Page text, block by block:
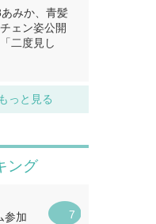
みか、青髪
ェン姿公開
二度見し
っと見る